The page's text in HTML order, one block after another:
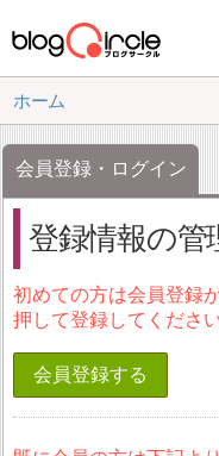
ホーム
会員登録・ログイン
登録情報の管
初めての方は会員登録
押して登録してください
会員登録する